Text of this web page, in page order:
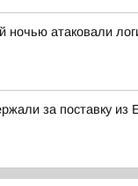
атаковали
за поставку из